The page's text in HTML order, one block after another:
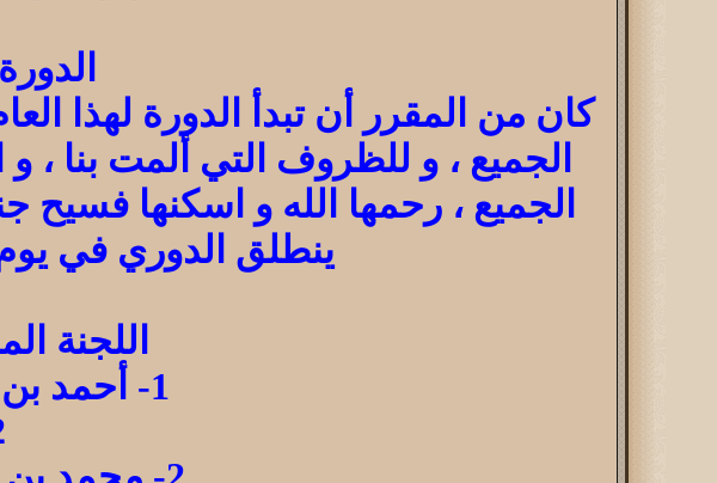
الجميع ، و للظروف التي ألمت بنا ،
الجميع ، رحمها الله و اسكنها
ينطلق الدوري في يوم الاثنين : 19 / 8 ،
اللجنة
1- أحمد بن محمد بن يحيى الدربي